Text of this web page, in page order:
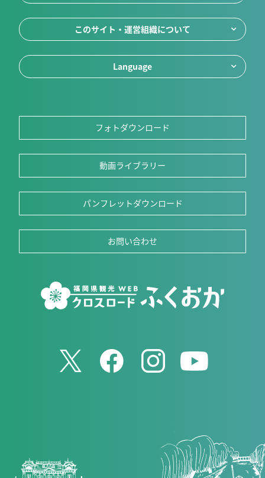
このサイト・運営組織について
Language
フォトダウンロード
動画ライブラリー
パンフレットダウンロード
お問い合わせ